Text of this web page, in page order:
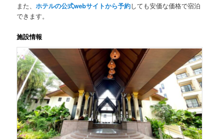
また、ホテルの公式webサイトから予約しても安価な価格で宿泊
できます。
施設情報